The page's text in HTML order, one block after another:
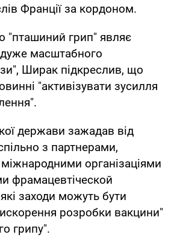
Франції за кордоном.
"пташиний грип" являє
масштабного
Ширак підкреслив, що
"активізувати зусилля
держави зажадав від
з партнерами,
організаціями
фрамацевтіческой
заходи можуть бути
розробки вакцини"
грипу".